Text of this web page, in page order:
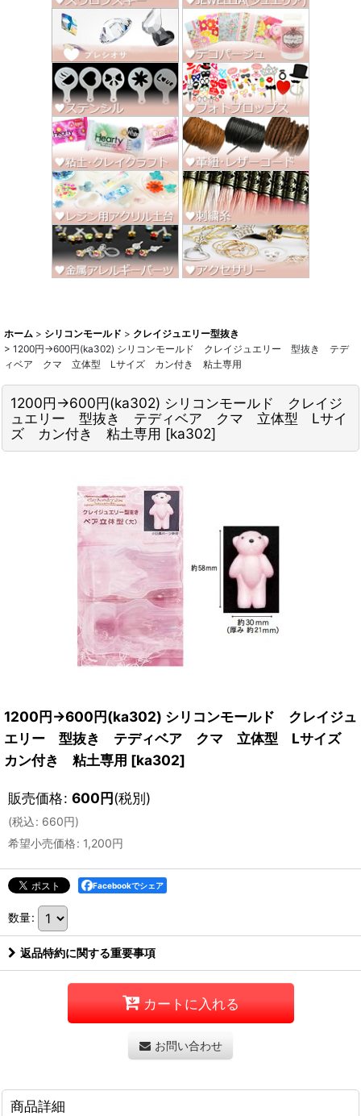
ホーム > シリコンモールド > クレイジュエリー型抜き
> 1200円→600円(ka302) シリコンモールド クレイジュエリー 型抜き テデ
ィベア クマ 立体型 Lサイズ カン付き 粘土専用
1200円→600円(ka302) シリコンモールド クレイジ
ュエリー 型抜き テディベア クマ 立体型 Lサイ
ズ カン付き 粘土専用 [ka302]
1200円→600円(ka302) シリコンモールド クレイジュ
エリー 型抜き テディベア クマ 立体型 Lサイズ
カン付き 粘土専用 [ka302]
販売価格: 600円(税別)
(税込: 660円)
希望小売価格: 1,200円
Facebookでシェア
数量:
返品特約に関する重要事項
カートに入れる
お問い合わせ
商品詳細